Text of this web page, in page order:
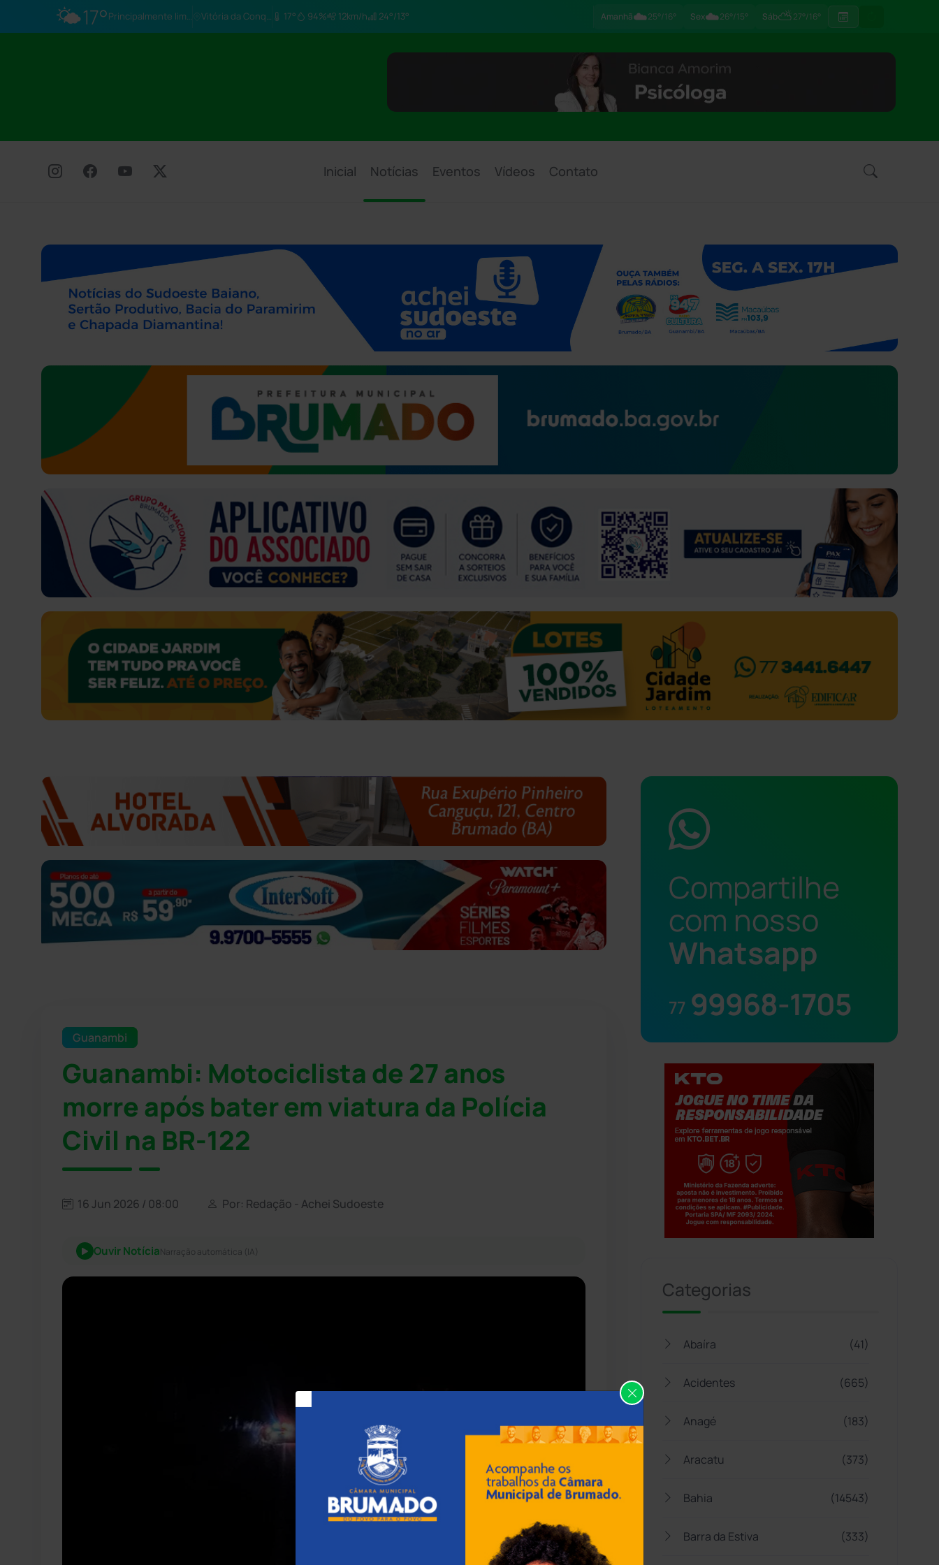
🌤️17° Principalmente limpo Vitória da Conq… 17° 94% 12km/h 24°/13° Amanhã☁️25°/16° Sex☁️26°/15° Sáb⛅27°/16°
Inicial Notícias Eventos Vídeos Contato
Guanambi
Guanambi: Motociclista de 27 anos
morre após bater em viatura da Polícia
Civil na BR-122
16 Jun 2026 / 08:00 Por: Redação - Achei Sudoeste
Ouvir NotíciaNarração automática (IA)
Compartilhe
com nosso
Whatsapp
77 99968-1705
Categorias
Abaíra (41)
Acidentes (665)
Anagé (183)
Aracatu (373)
Bahia (14543)
Barra da Estiva (333)